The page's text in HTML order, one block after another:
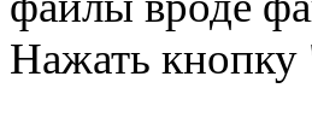
Нажать